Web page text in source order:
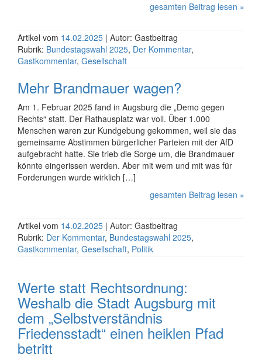
gesamten Beitrag lesen »
Artikel vom 14.02.2025 | Autor: Gastbeitrag
Rubrik: Bundestagswahl 2025, Der Kommentar,
Gastkommentar, Gesellschaft
Mehr Brandmauer wagen?
Am 1. Februar 2025 fand in Augsburg die „Demo gegen
Rechts“ statt. Der Rathausplatz war voll. Über 1.000
Menschen waren zur Kundgebung gekommen, weil sie das
gemeinsame Abstimmen bürgerlicher Parteien mit der AfD
aufgebracht hatte. Sie trieb die Sorge um, die Brandmauer
könnte eingerissen werden. Aber mit wem und mit was für
Forderungen wurde wirklich […]
gesamten Beitrag lesen »
Artikel vom 14.02.2025 | Autor: Gastbeitrag
Rubrik: Der Kommentar, Bundestagswahl 2025,
Gastkommentar, Gesellschaft, Politik
Werte statt Rechtsordnung:
Weshalb die Stadt Augsburg mit
dem „Selbstverständnis
Friedensstadt“ einen heiklen Pfad
betritt